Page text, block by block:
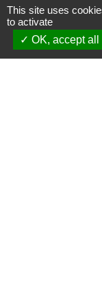
Annulation
une infraction
Transports -
Permis de
This site uses
to activate
OK, accept all